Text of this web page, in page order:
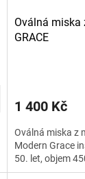
Oválná miska
GRACE
1 400 Kč
Oválná miska z
Modern Grace
50. let, objem